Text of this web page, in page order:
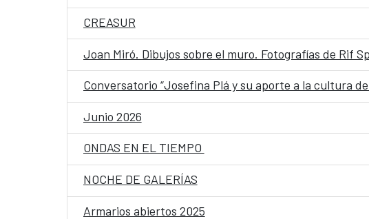
CREASUR
Joan Miró. Dibujos sobre el muro. Fotografías de Rif
Conversatorio “Josefina Plá y su aporte a la cultura
Junio 2026
ONDAS EN EL TIEMPO
NOCHE DE GALERÍAS
Armarios abiertos 2025